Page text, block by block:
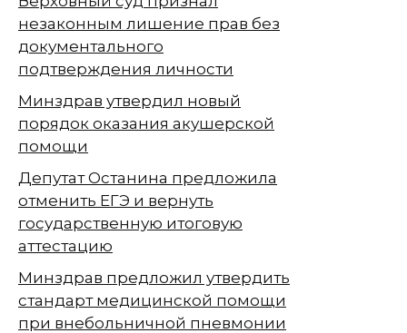
незаконным лишение прав без
документального
подтверждения личности
Минздрав утвердил новый
порядок оказания акушерской
помощи
Депутат Останина предложила
отменить ЕГЭ и вернуть
государственную итоговую
аттестацию
Минздрав предложил утвердить
стандарт медицинской помощи
при внебольничной пневмонии